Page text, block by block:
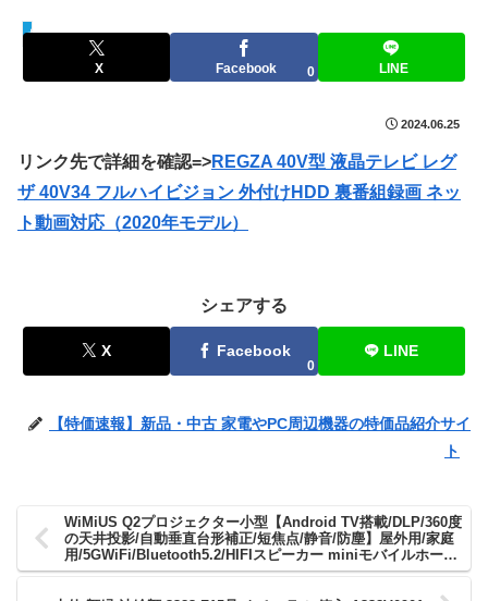
セールハンター 激安情報まとめサイト
X Facebook 0 LINE
2024.06.25
リンク先で詳細を確認=>REGZA 40V型 液晶テレビ レグ
ザ 40V34 フルハイビジョン 外付けHDD 裏番組録画 ネッ
ト動画対応（2020年モデル）
シェアする
X Facebook
0
LINE
【特価速報】新品・中古 家電やPC周辺機器の特価品紹介サイ
ト
WiMiUS Q2プロジェクター小型【Android TV搭載/DLP/360度
の天井投影/自動垂直台形補正/短焦点/静音/防塵】屋外用/家庭
用/5GWiFi/Bluetooth5.2/HIFIスピーカー miniモバイルホーム
シアター Android/iPhone/スマホ/タブレット/パソコ